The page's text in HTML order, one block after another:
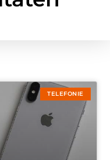
TELEFONIE